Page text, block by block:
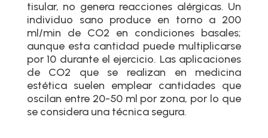
tisular, no genera reacciones alérgicas. Un
individuo sano produce en torno a 200
ml/min de CO2 en condiciones basales;
aunque esta cantidad puede multiplicarse
por 10 durante el ejercicio. Las aplicaciones
de CO2 que se realizan en medicina
estética suelen emplear cantidades que
oscilan entre 20-50 ml por zona, por lo que
se considera una técnica segura.